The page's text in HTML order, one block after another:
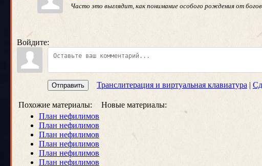
Часто это выглядит, как понимание особого рождения от
Войдите:
Отправить Транслитерация и виртуальная клавиатура |
Похожие материалы:
Новые материалы:
План нефилимов
План нефилимов
План нефилимов
План нефилимов
План нефилимов
План нефилимов